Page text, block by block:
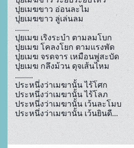
ปุยเมฆขาว อ่อนละไม
ปุยเมฆขาว ลู่เล่นลม
.......
ปุยเมฆ เริงระบำ ตามลมโบก
ปุยเมฆ โคลงโยก ตามแรงพัด
ปุยเมฆ จรดจาร เหมือนพู่สะบัด
ปุยเมฆ กลึงม้วน ดุจเส้นไหม
.........
ประหนึ่งว่าเมฆานั้น ไร้โศก
ประหนึ่งว่าเมฆานั้น ไร้โลภ
ประหนึ่งว่าเมฆานั้น เว้นละโมบ
ประหนึ่งว่าเมฆานั้น เว้นยินดี...